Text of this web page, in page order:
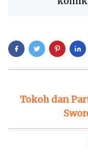
Tokoh dan